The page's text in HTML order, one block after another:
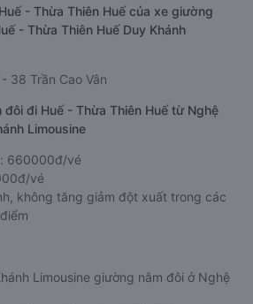
- Thừa Thiên Huế của xe giường
- Thừa Thiên Huế Duy Khánh
38 Trần Cao Vân
đôi đi Huế - Thừa Thiên Huế từ Nghệ
Limousine
660000đ/vé
vé
không tăng giảm đột xuất trong các
Limousine giường nằm đôi ở Nghệ